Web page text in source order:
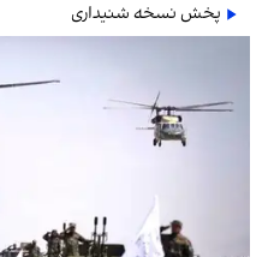
پخش نسخه شنیداری